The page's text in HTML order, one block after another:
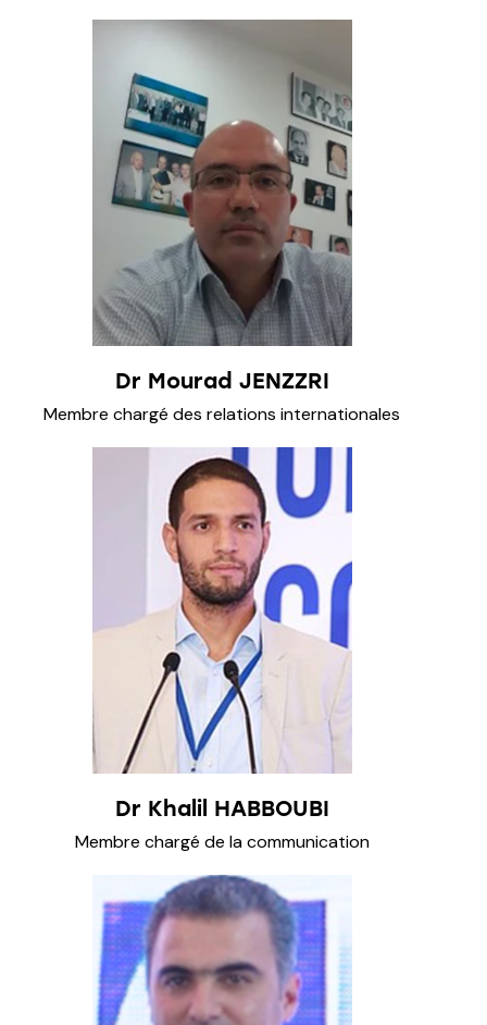
Dr Mourad JENZZRI
Membre chargé des relations internationales
Dr Khalil HABBOUBI
Membre chargé de la communication